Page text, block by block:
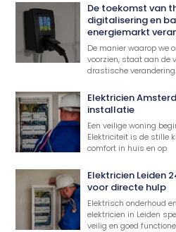
De toekomst van
digitalisering en
energiemarkt
De manier waarop we
voorzien, staat aan de
drastische
Elektricien
installatie
Een veilige woning
Elektriciteit is de stille
comfort in huis en op
Elektricien Leiden
voor directe hulp
Elektrisch onderhoud
elektricien in Leiden
veilig en goed